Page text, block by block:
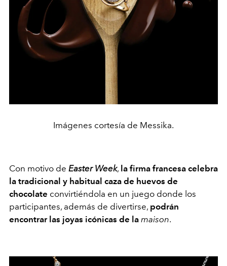
Imágenes cortesía de Messika.
Con motivo de Easter Week, la firma francesa celebra
la tradicional y habitual caza de huevos de
chocolate convirtiéndola en un juego donde los
participantes, además de divertirse, podrán
encontrar las joyas icónicas de la maison.